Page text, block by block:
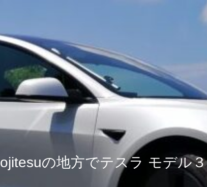
ojitesuの地方でテスラ モデル３